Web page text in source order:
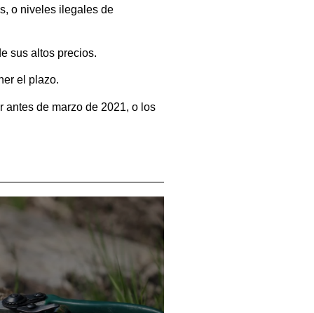
o niveles ilegales de
sus altos precios.
el plazo.
de marzo de 2021, o los